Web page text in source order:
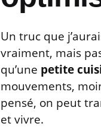
Un truc que
vraiment, mais
qu’une petite
mouvements,
pensé, on peut
et vivre.